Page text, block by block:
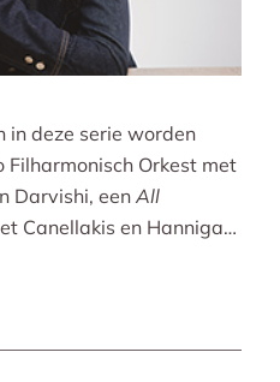
in deze serie worden
Orkest met
Darvishi, een All
Canellakis en Hannigan